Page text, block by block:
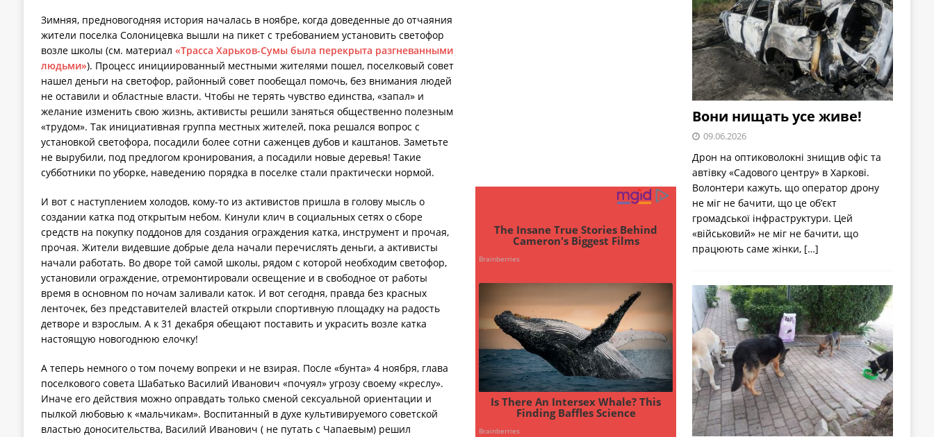
Зимняя, предновогодняя история началась в ноябре, когда доведенные до отчаяния
жители поселка Солоницевка вышли на пикет с требованием установить светофор
возле школы (см. материал «Трасса Харьков-Сумы была перекрыта разгневанными
людьми»). Процесс инициированный местными жителями пошел, поселковый совет
нашел деньги на светофор, районный совет пообещал помочь, без внимания людей
не оставили и областные власти. Чтобы не терять чувство единства, «запал» и
желание изменить свою жизнь, активисты решили заняться общественно полезным
«трудом». Так инициативная группа местных жителей, пока решался вопрос с
установкой светофора, посадили более сотни саженцев дубов и каштанов. Заметьте
не вырубили, под предлогом кронирования, а посадили новые деревья! Такие
субботники по уборке, наведению порядка в поселке стали практически нормой.
И вот с наступлением холодов, кому-то из активистов пришла в голову мысль о
создании катка под открытым небом. Кинули клич в социальных сетях о сборе
средств на покупку поддонов для создания ограждения катка, инструмент и прочая,
прочая. Жители видевшие добрые дела начали перечислять деньги, а активисты
начали работать. Во дворе той самой школы, рядом с которой необходим светофор,
установили ограждение, отремонтировали освещение и в свободное от работы
время в основном по ночам заливали каток. И вот сегодня, правда без красных
ленточек, без представителей властей открыли спортивную площадку на радость
детворе и взрослым. А к 31 декабря обещают поставить и украсить возле катка
настоящую новогоднюю елочку!
А теперь немного о том почему вопреки и не взирая. После «бунта» 4 ноября, глава
поселкового совета Шабатько Василий Иванович «почуял» угрозу своему «креслу».
Иначе его действия можно оправдать только сменой сексуальной ориентации и
пылкой любовью к «мальчикам». Воспитанный в духе культивируемого советской
властью доносительства, Василий Иванович ( не путать с Чапаевым) решил
Вони нищать усе живе!
09.06.2026
Дрон на оптиковолокні знищив офіс та
автівку «Садового центру» в Харкові.
Волонтери кажуть, що оператор дрону
не міг не бачити, що це об’єкт
громадської інфраструктури. Цей
«військовий» не міг не бачити, що
працюють саме жінки, […]